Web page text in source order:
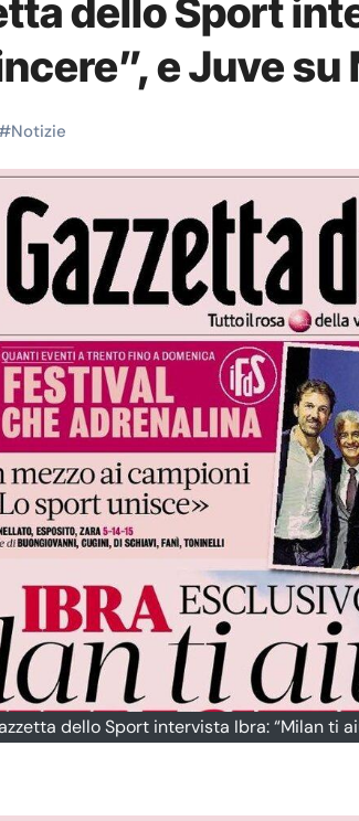
dello Sport
e Juve su
Notizie
dello Sport intervista Ibra: “Milan ti